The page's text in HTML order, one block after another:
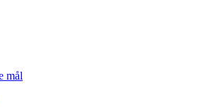
mål